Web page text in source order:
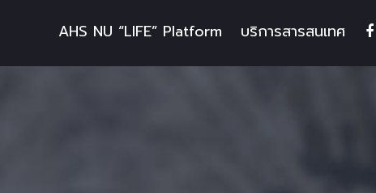
AHS NU “LIFE” Platform บริการสารสนเทศ